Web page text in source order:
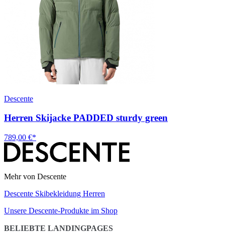
Descente
Herren Skijacke PADDED sturdy green
789,00 €*
Mehr von Descente
Descente Skibekleidung Herren
Unsere Descente-Produkte im Shop
BELIEBTE LANDINGPAGES